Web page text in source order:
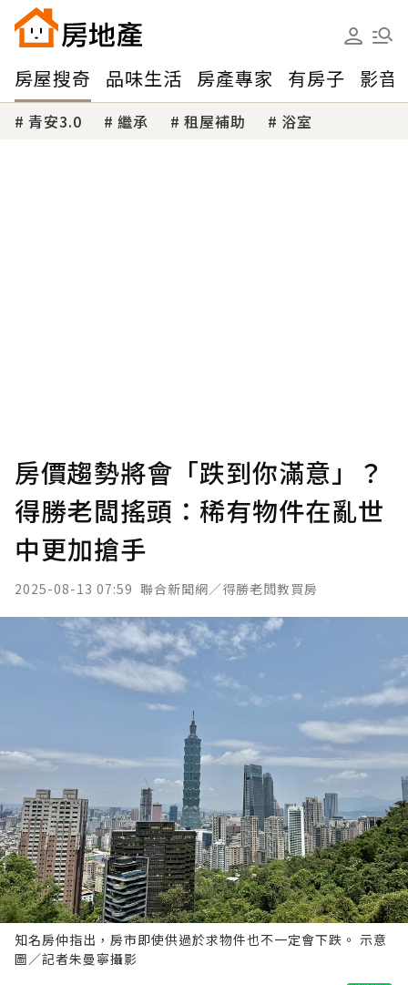
房屋搜奇 品味生活 房產專家 有房子 影音
青安3.0 繼承 租屋補助 浴室
房價趨勢將會「跌到你滿意」？
得勝老闆搖頭：稀有物件在亂世
中更加搶手
2025-08-13 07:59 聯合新聞網／得勝老闆教買房
知名房仲指出，房市即使供過於求物件也不一定會下跌。 示意
圖／記者朱曼寧攝影